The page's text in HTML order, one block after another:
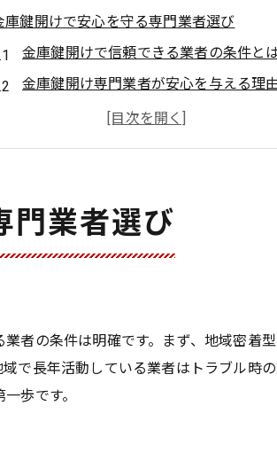
庫鍵開けで安心を守る専門業者選び
金庫鍵開けで信頼できる業者の条件と
金庫鍵開け専門業者が安心を与える理
金庫鍵開け依頼時の安全確保ポイント
金庫鍵開けの業者選びで失敗しないコ
良県大和郡山市の金庫鍵開け依頼ポイント
金庫鍵開け依頼時に押さえたい地域対応
金庫鍵開けの際に確認したい業者対応
金庫鍵開けで地域密着型を選ぶメリッ
然の金庫トラブル時に頼れる方法
門業者選び
者の条件は明確です。まず、地域密着
で長年活動している業者はトラブル時
歩です。